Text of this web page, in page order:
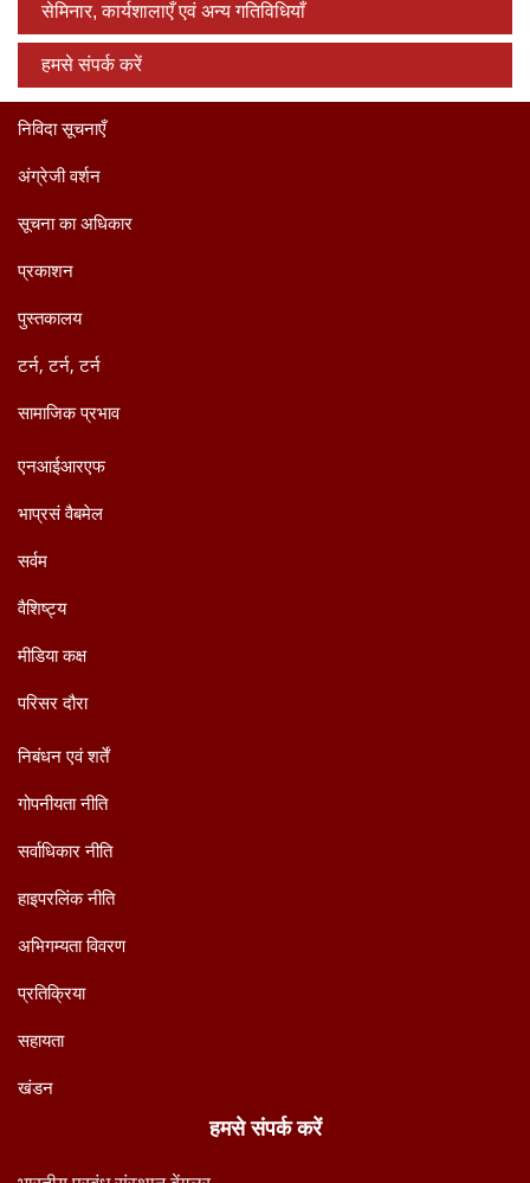
सेमिनार, कार्यशालाएँ एवं अन्य गतिविधियाँ
हमसे संपर्क करें
निविदा सूचनाएँ
अंग्रेजी वर्शन
सूचना का अधिकार
प्रकाशन
पुस्तकालय
टर्न, टर्न, टर्न
सामाजिक प्रभाव
एनआईआरएफ
भाप्रसं वैबमेल
सर्वम
वैशिष्ट्य
मीडिया कक्ष
परिसर दौरा
निबंधन एवं शर्तें
गोपनीयता नीति
सर्वाधिकार नीति
हाइपरलिंक नीति
अभिगम्यता विवरण
प्रतिक्रिया
सहायता
खंडन
हमसे संपर्क करें